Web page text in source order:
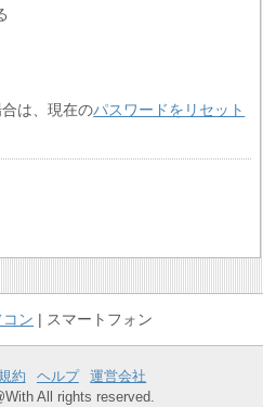
は、現在のパスワードをリセット
ン スマートフォン
約 ヘルプ
運営会社
All rights reserved.